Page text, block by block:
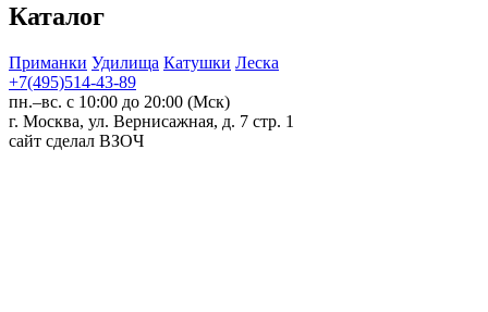
Каталог
Приманки Удилища Катушки Леска
+7(495)514-43-89
пн.–вс. с 10:00 до 20:00 (Мск)
г. Москва, ул. Вернисажная, д. 7 стр. 1
сайт сделал ВЗОЧ